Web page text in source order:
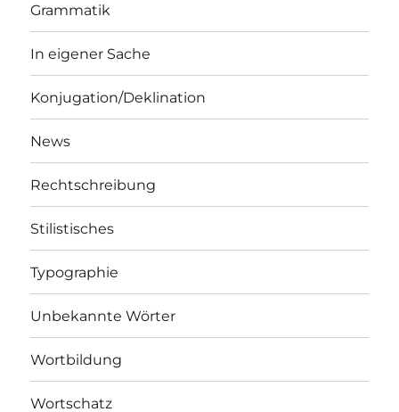
Grammatik
In eigener Sache
Konjugation/Deklination
News
Rechtschreibung
Stilistisches
Typographie
Unbekannte Wörter
Wortbildung
Wortschatz